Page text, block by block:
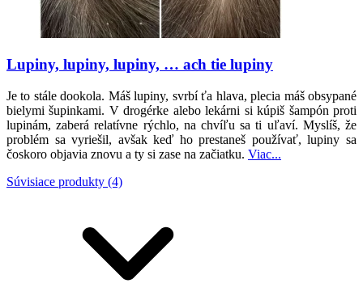
Lupiny, lupiny, lupiny, … ach tie lupiny
Je to stále dookola. Máš lupiny, svrbí ťa hlava, plecia máš obsypané
bielymi šupinkami. V drogérke alebo lekárni si kúpiš šampón proti
lupinám, zaberá relatívne rýchlo, na chvíľu sa ti uľaví. Myslíš, že
problém sa vyriešil, avšak keď ho prestaneš používať, lupiny sa
čoskoro objavia znovu a ty si zase na začiatku. Viac...
Súvisiace produkty (4)